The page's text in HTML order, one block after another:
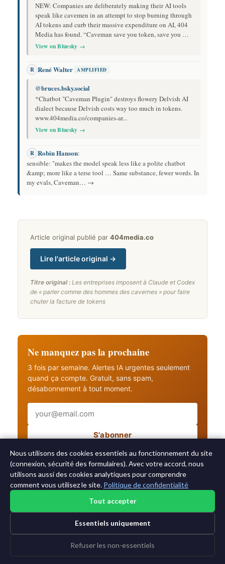
NEW: Companies are deliberately making their AI tools
speak like cavemen in an attempt to stop burning through
AI tokens and curb their massive expenditure on AI, 404
Media has found. “Caveman save you token, save you …
View on Bluesky →
R René Walter AMPLIFIED
@bruces.bsky.social
*Chatbot "Caveman Plugin" destroys flowery Delvish AI
dialect because Delvish costs way too much in tokens.
www.404media.co/companies-ar...
View on Bluesky →
R Robin Hanson:
sensible: "makes the model speak less like a polite chatbot
&amp; more like a terse tool … Same substance, fewer words. In
my evals, Caveman… →
Article original publié par 404media.co
Lire l'article original →
Titre original : Les entreprises imposent à Claude et Codex
de « parler comme des hommes des cavernes » pour faire
chuter la facture de tokens
Ne manquez pas la prochaine
3 fois par semaine. Alertes IA urgentes seulement
quand ça compte. Gratuit, sans spam,
désabonnement à tout moment.
Email S'abonner
Recevez aussi les alertes IA urgentes
©2015-2026 AI News Weekly |Actualité IA
Se connecter | Se désabonner
Nous utilisons des cookies essentiels au fonctionnement du site
(connexion, sécurité des formulaires). Avec votre accord, nous
utilisons aussi des cookies analytiques pour comprendre
comment vous utilisez le site. Politique de confidentialité
Tout accepter
Essentiels uniquement
Refuser les non-essentiels